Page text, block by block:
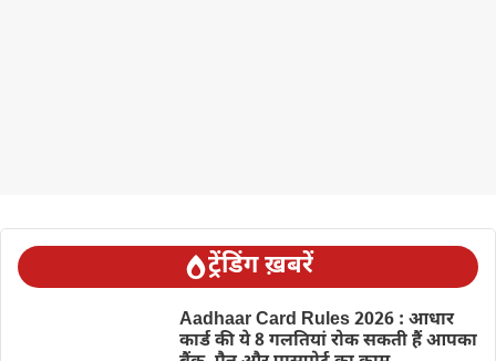
ट्रेंडिंग ख़बरें
Aadhaar Card Rules 2026 : आधार
कार्ड की ये 8 गलतियां रोक सकती हैं आपका